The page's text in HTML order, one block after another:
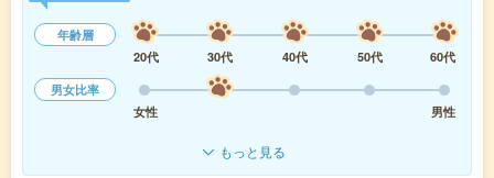
年齢層
20代
30代 40代 50代
60代
男女比率
女性
男性
もっと見る